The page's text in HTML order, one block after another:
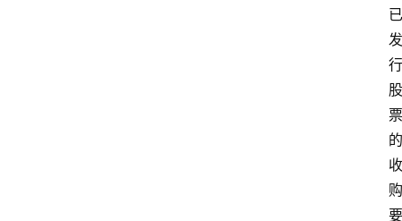
已
发
行
股
票
的
收
购
要